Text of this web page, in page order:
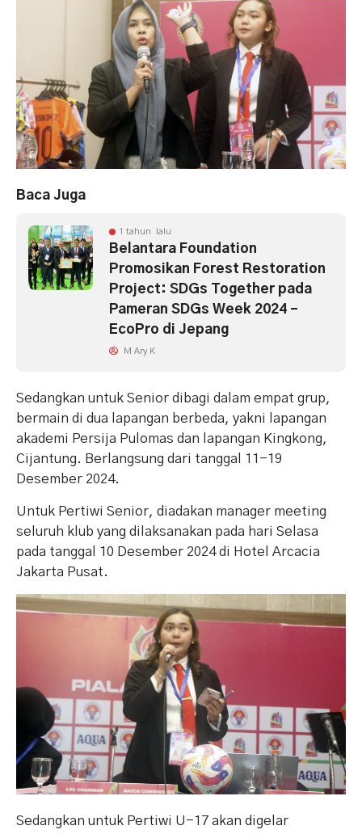
Baca Juga
1 tahun lalu
Belantara Foundation
Promosikan Forest Restoration
Project: SDGs Together pada
Pameran SDGs Week 2024 –
EcoPro di Jepang
M Ary K
Sedangkan untuk Senior dibagi dalam empat grup,
bermain di dua lapangan berbeda, yakni lapangan
akademi Persija Pulomas dan lapangan Kingkong,
Cijantung. Berlangsung dari tanggal 11-19
Desember 2024.
Untuk Pertiwi Senior, diadakan manager meeting
seluruh klub yang dilaksanakan pada hari Selasa
pada tanggal 10 Desember 2024 di Hotel Arcacia
Jakarta Pusat.
Sedangkan untuk Pertiwi U-17 akan digelar